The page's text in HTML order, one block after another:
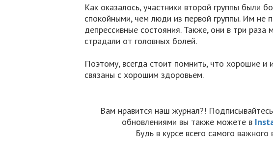
Как оказалось, участники второй группы были
спокойными, чем люди из первой группы. Им не
депрессивные состояния. Также, они в три
страдали от головных болей.
Поэтому, всегда стоит помнить, что хорошие и
связаны с хорошим здоровьем.
Вам нравится наш журнал?!
обновлениями вы также можете в
Будь в курсе всего самого